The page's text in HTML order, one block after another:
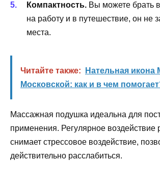
Компактность. Вы можете брать
на работу и в путешествие, он не
места.
Читайте также:
Нательная икона
Московской: как и в чем
Массажная подушка идеальна для
применения. Регулярное воздействие
снимает стрессовое воздействие,
действительно расслабиться.